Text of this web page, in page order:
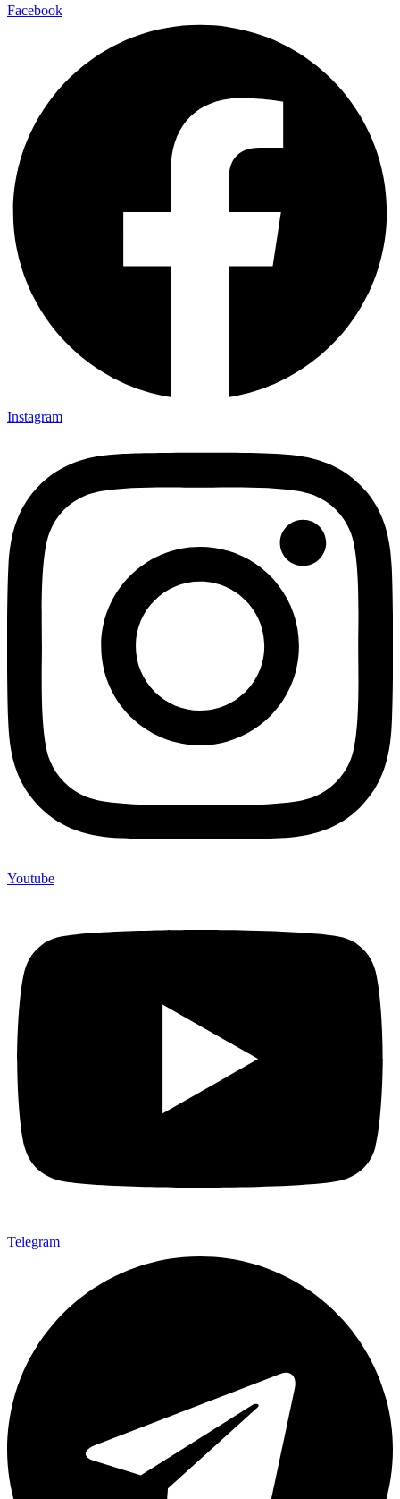
Facebook
Instagram
Youtube
Telegram